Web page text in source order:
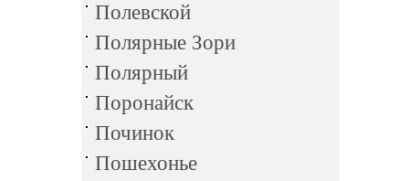
Полевской
Полярные Зори
Полярный
Поронайск
Починок
Пошехонье